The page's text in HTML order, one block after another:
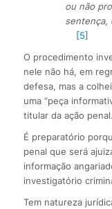
ou não
sentença,
[5]
O procedimento
nele não há, em
defesa, mas a
uma “peça
titular da ação penal.
É preparatório
penal que será
informação
investigatório
Tem natureza